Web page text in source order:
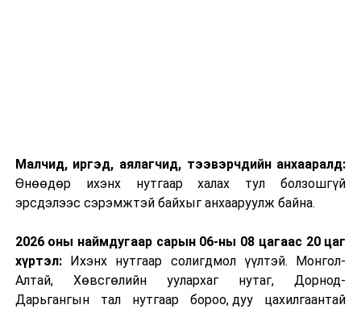
Малчид, иргэд, аялагчид, тээвэрчдийн анхааралд:
Өнөөдөр ихэнх нутгаар халах тул болзошгүй
эрсдэлээс сэрэмжтэй байхыг анхааруулж байна.
2026 оны наймдугаар сарын 06-ны 08 цагаас 20 цаг
хүртэл:Ихэнх нутгаар солигдмол үүлтэй. Монгол-
Алтай, Хөвсгөлийн уулархаг нутаг, Дорнод-
Дарьгангын тал нутгаар бороо, дуу цахилгаантай